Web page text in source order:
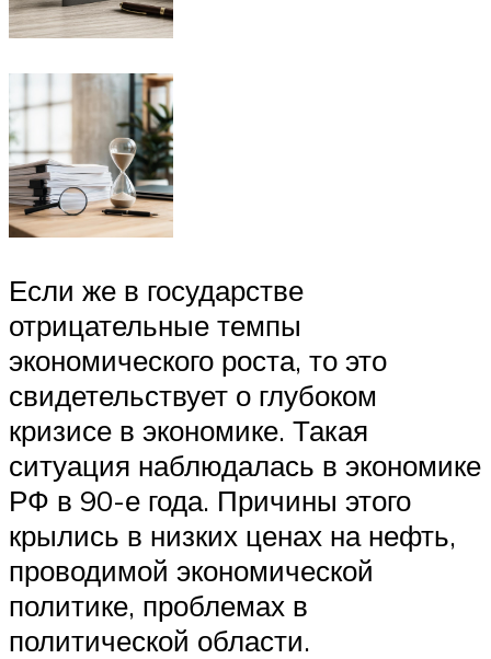
Если же в государстве
отрицательные темпы
экономического роста, то это
свидетельствует о глубоком
кризисе в экономике. Такая
ситуация наблюдалась в экономике
РФ в 90-е года. Причины этого
крылись в низких ценах на нефть,
проводимой экономической
политике, проблемах в
политической области.